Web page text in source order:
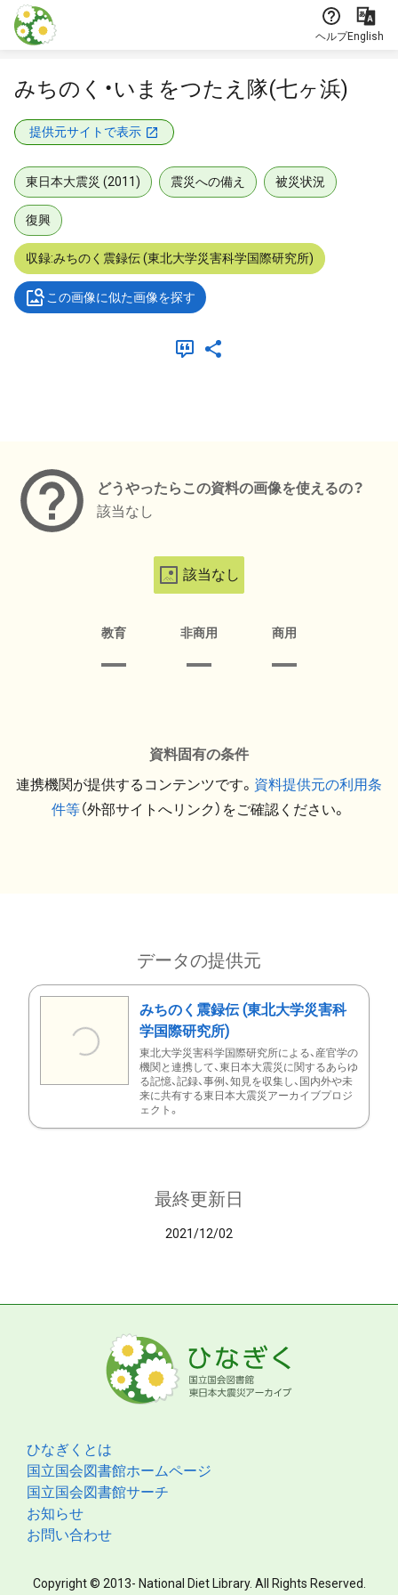
本文に飛ぶ
ヘルプEnglish
みちのく・いまをつたえ隊(七ヶ浜)
提供元サイトで表示
東日本大震災 (2011) 震災への備え 被災状況
復興
収録:みちのく震録伝 (東北大学災害科学国際研究所)
この画像に似た画像を探す
どうやったらこの資料の画像を使えるの？
該当なし
該当なし
教育 非商用 商用
資料固有の条件
連携機関が提供するコンテンツです。 資料提供元の利用条
件等（外部サイトへリンク）をご確認ください。
データの提供元
みちのく震録伝 (東北大学災害科
学国際研究所)
東北大学災害科学国際研究所による、産官学の
機関と連携して、東日本大震災に関するあらゆ
る記憶、記録、事例、知見を収集し、国内外や未
来に共有する東日本大震災アーカイブプロジ
ェクト。
最終更新日
2021/12/02
ひなぎくとは
国立国会図書館ホームページ
国立国会図書館サーチ
お知らせ
お問い合わせ
Copyright © 2013- National Diet Library. All Rights Reserved.